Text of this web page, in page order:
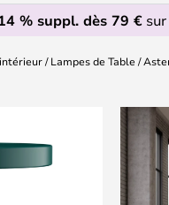
% suppl. dès 79 €
Lampes de Table